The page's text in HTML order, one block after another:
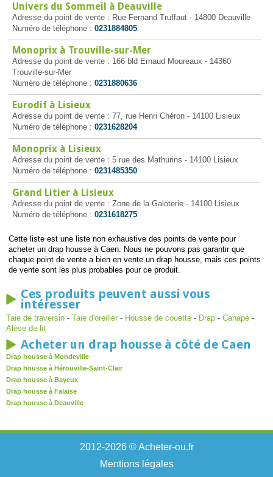
Univers du Sommeil à Deauville
Adresse du point de vente : Rue Fernand Truffaut - 14800 Deauville
Numéro de téléphone : 0231884805
Monoprix à Trouville-sur-Mer
Adresse du point de vente : 166 bld Ernaud Moureaux - 14360
Trouville-sur-Mer
Numéro de téléphone : 0231880636
Eurodif à Lisieux
Adresse du point de vente : 77, rue Henri Chéron - 14100 Lisieux
Numéro de téléphone : 0231628204
Monoprix à Lisieux
Adresse du point de vente : 5 rue des Mathurins - 14100 Lisieux
Numéro de téléphone : 0231485350
Grand Litier à Lisieux
Adresse du point de vente : Zone de la Galoterie - 14100 Lisieux
Numéro de téléphone : 0231618275
Cette liste est une liste non exhaustive des points de vente pour
acheter un drap housse à Caen. Nous ne pouvons pas garantir que
chaque point de vente a bien en vente un drap housse, mais ces points
de vente sont les plus probables pour ce produit.
Ces produits peuvent aussi vous
intéresser
Taie de traversin - Taie d'oreiller - Housse de couette - Drap - Canapé -
Alèse de lit
Acheter un drap housse à côté de Caen
Drap housse à Mondeville
Drap housse à Hérouville-Saint-Clair
Drap housse à Bayeux
Drap housse à Falaise
Drap housse à Deauville
2012-2026 © Acheter-ou.fr
Mentions légales